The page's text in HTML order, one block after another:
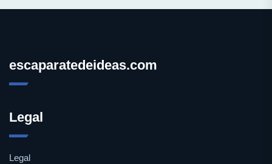
escaparatedeideas.com
Legal
Legal